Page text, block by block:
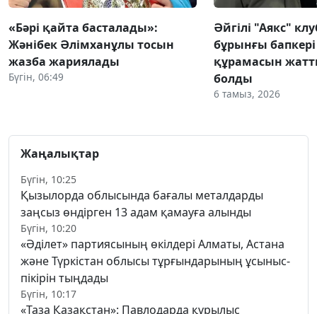
«Бәрі қайта басталады»:
Жәнібек Әлімханұлы тосын
жазба жариялады
Бүгін, 06:49
Әйгілі "Аякс"
бұрынғы
құрамасын
болды
6 тамыз, 2026
Жаңалықтар
Бүгін, 10:25
Қызылорда облысында бағалы металдарды
заңсыз өндірген 13 адам қамауға алынды
Бүгін, 10:20
«Әділет» партиясының өкілдері Алматы, Астана
және Түркістан облысы тұрғындарының ұсыныс-
пікірін тыңдады
Бүгін, 10:17
«Таза Қазақстан»: Павлодарда құрылыс